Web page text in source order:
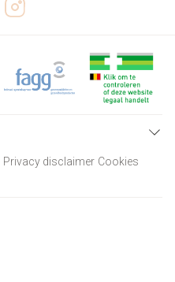
Privacy disclaimer Cookies